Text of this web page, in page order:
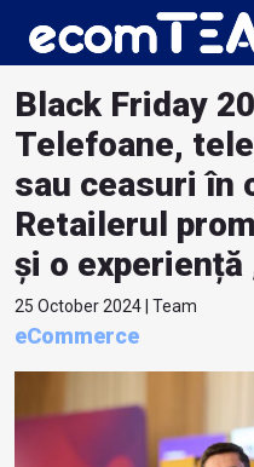
Black Friday
Telefoane,
sau ceasuri în
Retailerul
și o
25 October 2024 | Team
eCommerce